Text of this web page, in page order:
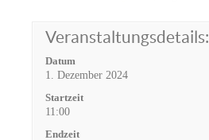
Veranstaltungsdetails:
Datum
1. Dezember 2024
Startzeit
11:00
Endzeit